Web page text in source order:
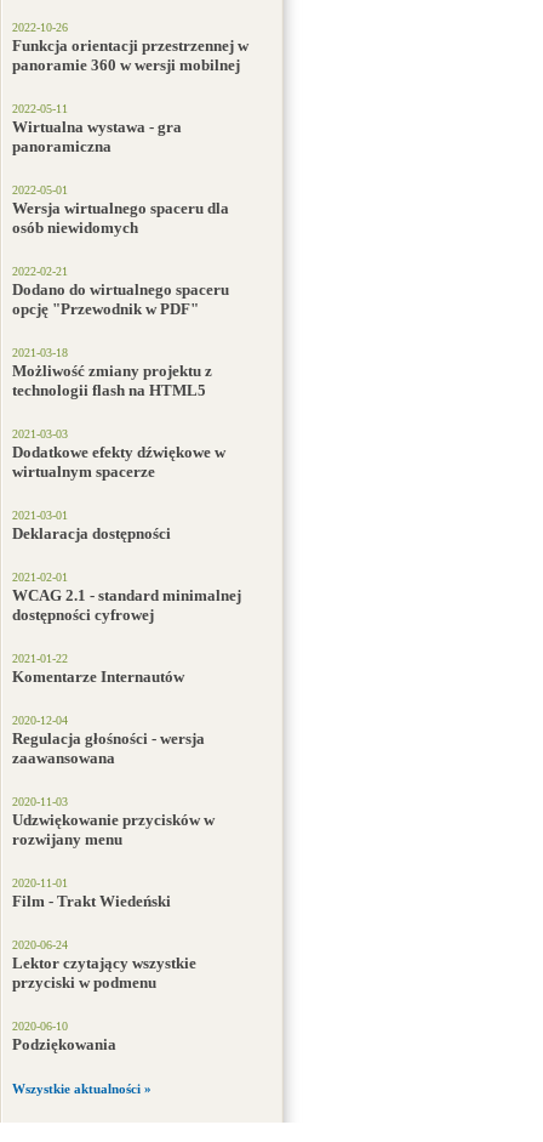
2022-10-26
Funkcja orientacji przestrzennej w
panoramie 360 w wersji mobilnej
2022-05-11
Wirtualna wystawa - gra
panoramiczna
2022-05-01
Wersja wirtualnego spaceru dla
osób niewidomych
2022-02-21
Dodano do wirtualnego spaceru
opcję "Przewodnik w PDF"
2021-03-18
Możliwość zmiany projektu z
technologii flash na HTML5
2021-03-03
Dodatkowe efekty dźwiękowe w
wirtualnym spacerze
2021-03-01
Deklaracja dostępności
2021-02-01
WCAG 2.1 - standard minimalnej
dostępności cyfrowej
2021-01-22
Komentarze Internautów
2020-12-04
Regulacja głośności - wersja
zaawansowana
2020-11-03
Udzwiękowanie przycisków w
rozwijany menu
2020-11-01
Film - Trakt Wiedeński
2020-06-24
Lektor czytający wszystkie
przyciski w podmenu
2020-06-10
Podziękowania
Wszystkie aktualności »